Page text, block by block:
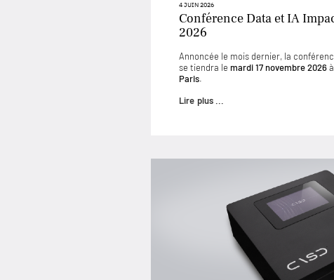
4 JUIN 2026
Conférence Data et IA
2026
Annoncée le mois dernier, la
se tiendra le mardi 17 novembre 2026
Paris.
Lire plus ...